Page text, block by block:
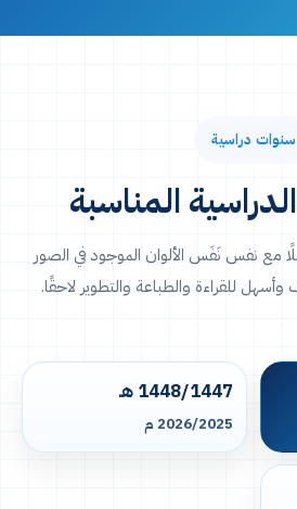
سنوات دراسية
المناسبة
مع نفس نَفَس الألوان الموجود في الصور
للقراءة والطباعة والتطوير لاحقًا.
1448/1447 هـ
2026/2025 م